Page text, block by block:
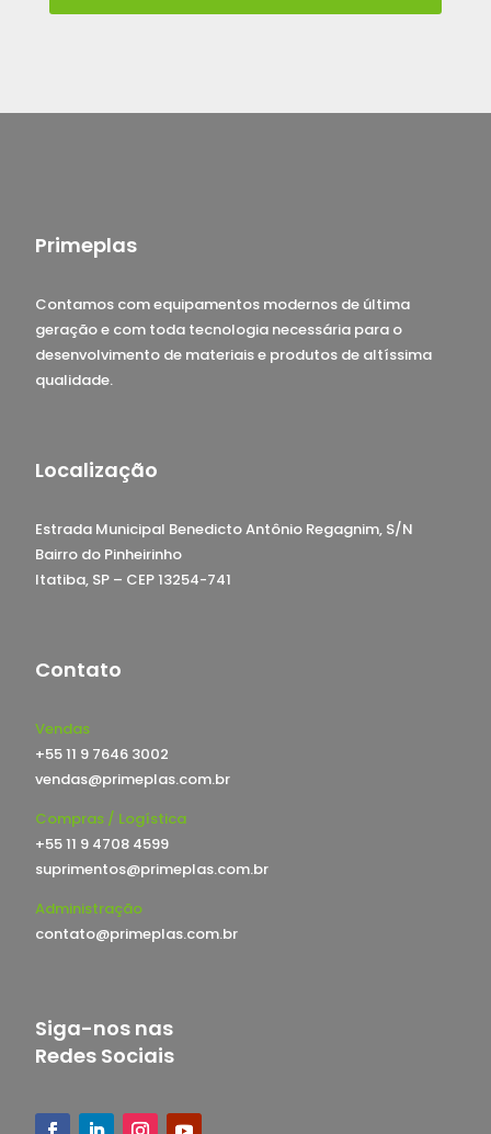
Primeplas
Contamos com equipamentos modernos de última
geração e com toda tecnologia necessária para o
desenvolvimento de materiais e produtos de altíssima
qualidade.
Localização
Estrada Municipal Benedicto Antônio Regagnim, S/N
Bairro do Pinheirinho
Itatiba, SP – CEP 13254-741
Contato
Vendas
+55 11 9 7646 3002
vendas@primeplas.com.br
Compras / Logística
+55 11 9 4708 4599
suprimentos@primeplas.com.br
Administração
contato@primeplas.com.br
Siga-nos nas
Redes Sociais